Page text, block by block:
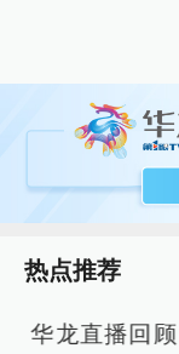
热点推荐
华龙直播回